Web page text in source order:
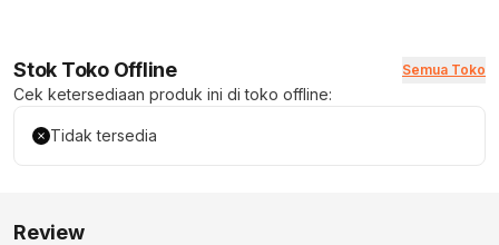
Stok Toko Offline Semua Toko
Cek ketersediaan produk ini di toko offline:
Tidak tersedia
Review